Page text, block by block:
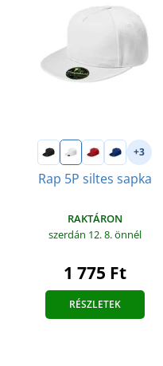
+3
Rap 5P siltes sapka
RAKTÁRON
szerdán 12. 8.önnél
1 775 Ft
RÉSZLETEK